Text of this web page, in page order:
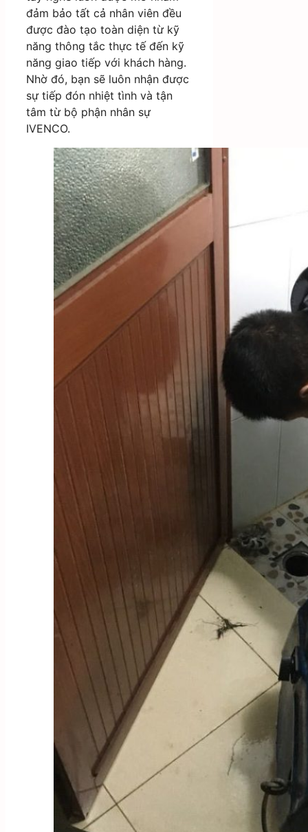
đảm bảo tất cả nhân viên đều
được đào tạo toàn diện từ kỹ
năng thông tắc thực tế đến kỹ
năng giao tiếp với khách hàng.
Nhờ đó, bạn sẽ luôn nhận được
sự tiếp đón nhiệt tình và tận
tâm từ bộ phận nhân sự
IVENCO.